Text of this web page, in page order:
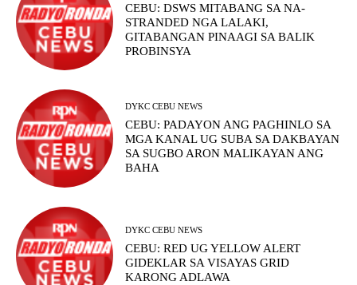
CEBU: DSWS MITABANG SA NA-
STRANDED NGA LALAKI,
GITABANGAN PINAAGI SA BALIK
PROBINSYA
DYKC CEBU NEWS
CEBU: PADAYON ANG PAGHINLO SA
MGA KANAL UG SUBA SA DAKBAYAN
SA SUGBO ARON MALIKAYAN ANG
BAHA
DYKC CEBU NEWS
CEBU: RED UG YELLOW ALERT
GIDEKLAR SA VISAYAS GRID
KARONG ADLAWA